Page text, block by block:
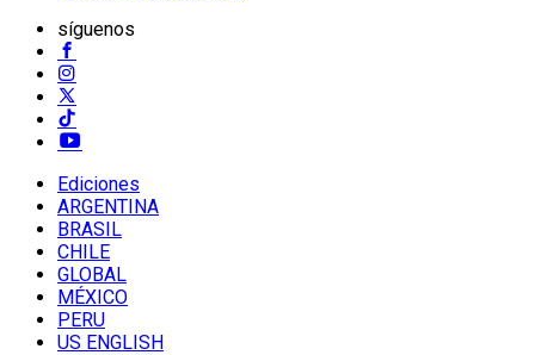
síguenos
Ediciones
ARGENTINA
BRASIL
CHILE
GLOBAL
MÉXICO
PERU
US ENGLISH